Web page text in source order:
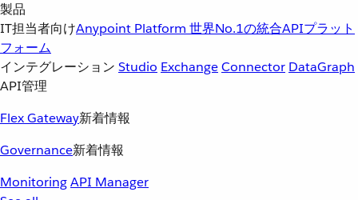
製品
IT担当者向けAnypoint Platform 世界No.1の統合APIプラット
フォーム
インテグレーション Studio ExchangeConnector DataGraph
API管理
Flex Gateway新着情報
Governance新着情報
MonitoringAPI Manager